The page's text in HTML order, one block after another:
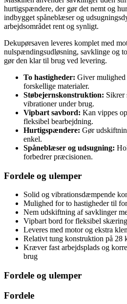
hurtigspændere, der gør det nemt og
indbygget spåneblæser og
arbejdsområdet rent og synligt.
Dekupørsaven leveres komplet med
nulspændingsudløsning, savklinge og
gør den klar til brug ved levering.
To hastigheder: Giver mulighed
forskellige materialer.
Støbejernskonstruktion: Sikrer
vibrationer under brug.
Vipbart savbord: Kan vippes
fleksibel bearbejdning.
Hurtigspændere: Gør
enkel.
Spåneblæser og udsugning:
forbedrer præcisionen.
Fordele og ulemper
Solid og vibrationsdæmpende
Mulighed for to hastigheder til
Nem udskiftning af savklinger
Vipbart bord for fleksibel skæring
Leveres med motor og ekstra
Relativt tung konstruktion på 28
Kræver fast arbejdsplads og
brug
Fordele og ulemper
Fordele